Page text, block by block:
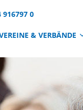
916797 0
& VERBÄNDE